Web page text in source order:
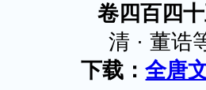
卷四百四
清 · 董诰
下载：全唐